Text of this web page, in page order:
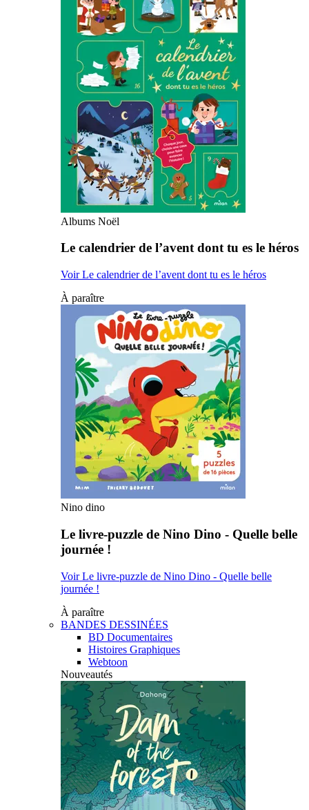
Albums Noël
Le calendrier de l’avent dont tu es le héros
Voir Le calendrier de l’avent dont tu es le héros
À paraître
Nino dino
Le livre-puzzle de Nino Dino - Quelle belle
journée !
Voir Le livre-puzzle de Nino Dino - Quelle belle
journée !
À paraître
BANDES DESSINÉES
BD Documentaires
Histoires Graphiques
Webtoon
Nouveautés